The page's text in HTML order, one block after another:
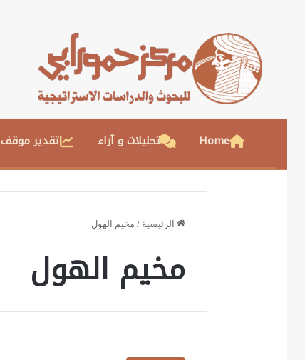
Home تحليلات و آراء تقدير موقف
الرئيسية / مخيم الهول
مخيم الهول